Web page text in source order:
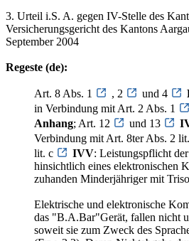
3. Urteil i.S. A. gegen IV-Stelle des
Versicherungsgericht des Kantons
September 2004
Regeste (de):
Art. 8 Abs. 1 , 2 und 4
in Verbindung mit Art. 2 Abs. 1
Anhang; Art. 12 und 13
Verbindung mit Art. 8ter Abs. 2
lit. c
IVV: Leistungspflicht
hinsichtlich eines elektronischen
zuhanden Minderjähriger mit
Elektrische und elektronische
das "B.A.Bar"Gerät, fallen nicht
soweit sie zum Zweck des